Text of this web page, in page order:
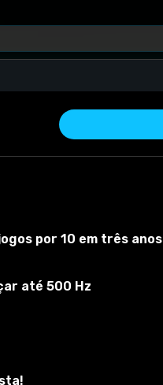
por 10 em três anos
até 500 Hz